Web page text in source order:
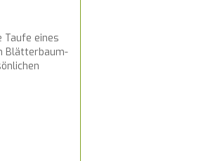
Taufe eines
Blätterbaum-